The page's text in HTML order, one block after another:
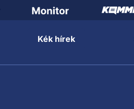
Kék hírek